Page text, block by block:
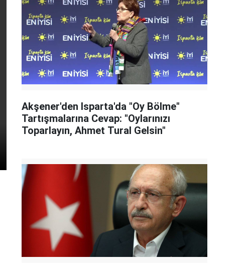
Akşener'den Isparta'da "Oy Bölme"
Tartışmalarına Cevap: "Oylarınızı
Toparlayın, Ahmet Tural Gelsin"